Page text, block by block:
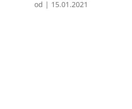
od | 15.01.2021